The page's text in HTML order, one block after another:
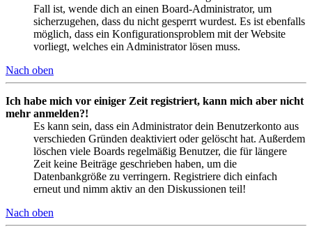
Fall ist, wende dich an einen Board-Administrator, um
sicherzugehen, dass du nicht gesperrt wurdest. Es ist ebenfalls
möglich, dass ein Konfigurationsproblem mit der Website
vorliegt, welches ein Administrator lösen muss.
Nach oben
Ich habe mich vor einiger Zeit registriert, kann mich aber nicht
mehr anmelden?!
Es kann sein, dass ein Administrator dein Benutzerkonto aus
verschieden Gründen deaktiviert oder gelöscht hat. Außerdem
löschen viele Boards regelmäßig Benutzer, die für längere
Zeit keine Beiträge geschrieben haben, um die
Datenbankgröße zu verringern. Registriere dich einfach
erneut und nimm aktiv an den Diskussionen teil!
Nach oben